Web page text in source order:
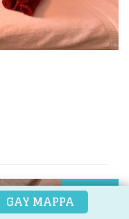
Da
18
GAY MAPPA